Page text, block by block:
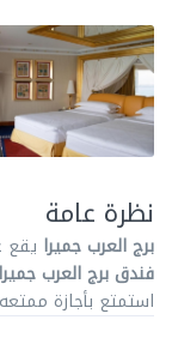
نظرة عامة
برج العرب جميرا يقع
فندق برج العرب جميرا
استمتع بأجازة